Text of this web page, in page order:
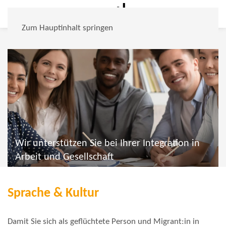
Zum Hauptinhalt springen
Wir unterstützen Sie bei Ihrer Integration in
Arbeit und Gesellschaft
Sprache & Kultur
Damit Sie sich als geflüchtete Person und Migrant:in in